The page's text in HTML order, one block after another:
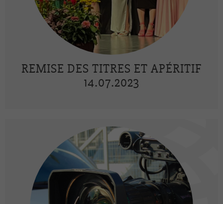
REMISE DES TITRES ET APÉRITIF
14.07.2023